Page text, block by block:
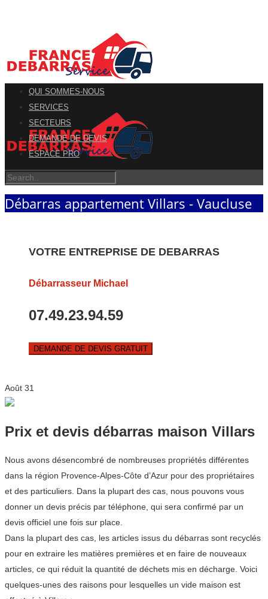
QUI SOMMES-NOUS
SERVICES
SECTEURS
DEMANDE DE DEVIS
ESPACE PRO
Débarras appartement Villars - Vaucluse
VOTRE ENTREPRISE DE DEBARRAS
Débarrasseur Michael
07.49.23.94.59
DEMANDE DE DEVIS GRATUIT
Août 31
Prix et devis débarras maison Villars
Nous avons désencombré de nombreuses propriétés différentes
dans la région Provence-Alpes-Côte d’Azur pour des propriétaires
et des particuliers. Dans la plupart des cas, nous pouvons vous
donner un devis précis par téléphone, qui sera confirmé par un
devis officiel une fois sur place.
Dans la plupart des cas, les articles issus du débarras sont recyclés
pour en extraire les matières premières et en faire de nouveaux
articles, ce qui réduit la quantité de déchets mis en décharge. Voici
quelques-unes des raisons pour lesquelles un vide maison est